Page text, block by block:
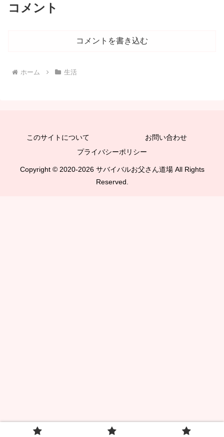
コメント
コメントを書き込む
ホーム 生活
このサイトについて
お問い合わせ
プライバシーポリシー
Copyright © 2020-2026 サバイバルお父さん道場 All Rights
Reserved.